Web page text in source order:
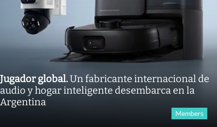
Jugador global.Un fabricante internacional de
audio y hogar inteligente desembarca en la
Argentina
Members